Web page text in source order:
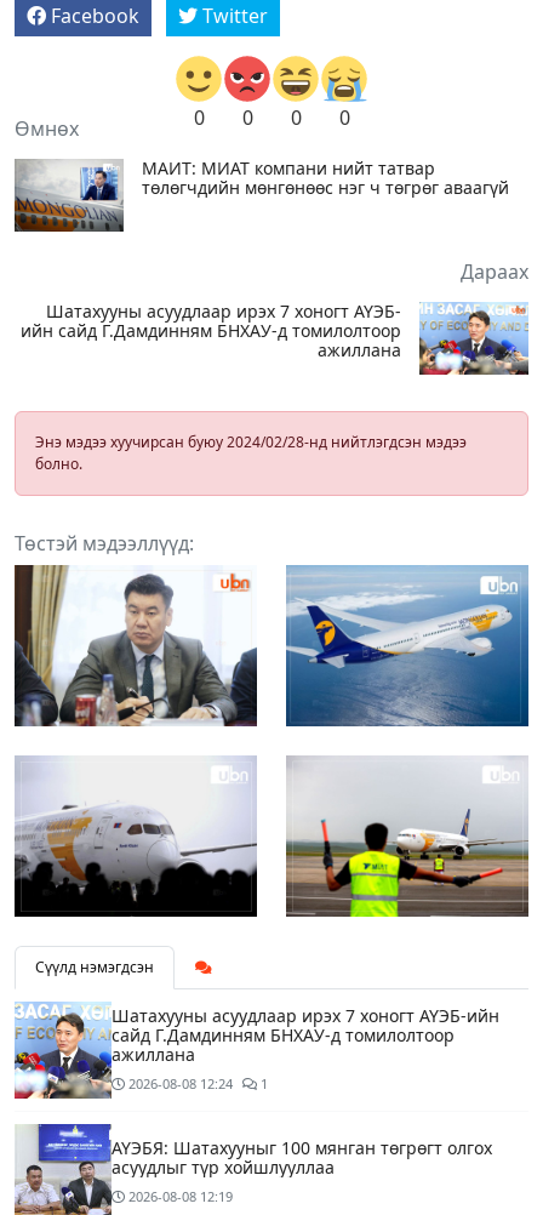
Facebook Twitter
0 0 0 0
Өмнөх
МАИТ: МИАТ компани нийт татвар
төлөгчдийн мөнгөнөөс нэг ч төгрөг аваагүй
Дараах
Шатахууны асуудлаар ирэх 7 хоногт АҮЭБ-
ийн сайд Г.Дамдинням БНХАУ-д томилолтоор
ажиллана
Энэ мэдээ хуучирсан буюу 2024/02/28-нд нийтлэгдсэн мэдээ
болно.
Төстэй мэдээллүүд:
Сүүлд нэмэгдсэн
Шатахууны асуудлаар ирэх 7 хоногт АҮЭБ-ийн
сайд Г.Дамдинням БНХАУ-д томилолтоор
ажиллана
2026-08-08 12:24 1
АҮЭБЯ: Шатахууныг 100 мянган төгрөгт олгох
асуудлыг түр хойшлууллаа
2026-08-08 12:19